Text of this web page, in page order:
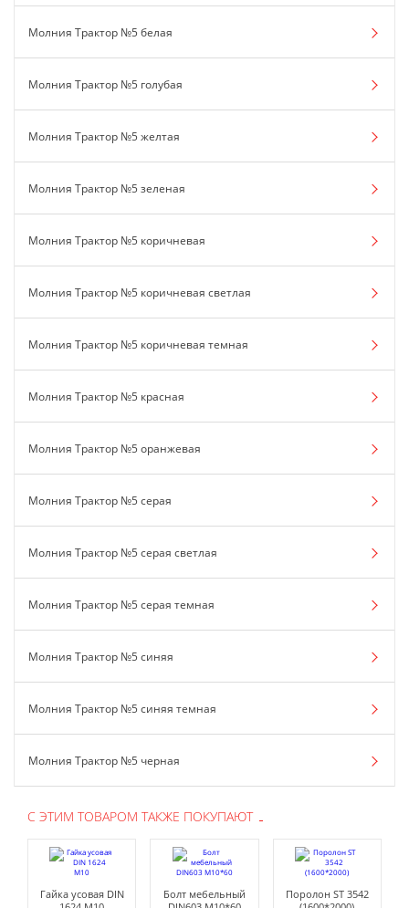
Молния Трактор №5 белая
Молния Трактор №5 голубая
Молния Трактор №5 желтая
Молния Трактор №5 зеленая
Молния Трактор №5 коричневая
Молния Трактор №5 коричневая светлая
Молния Трактор №5 коричневая темная
Молния Трактор №5 красная
Молния Трактор №5 оранжевая
Молния Трактор №5 серая
Молния Трактор №5 серая светлая
Молния Трактор №5 серая темная
Молния Трактор №5 синяя
Молния Трактор №5 синяя темная
Молния Трактор №5 черная
С ЭТИМ ТОВАРОМ ТАКЖЕ ПОКУПАЮТ
Гайка усовая DIN
Болт мебельный
Поролон ST 3542